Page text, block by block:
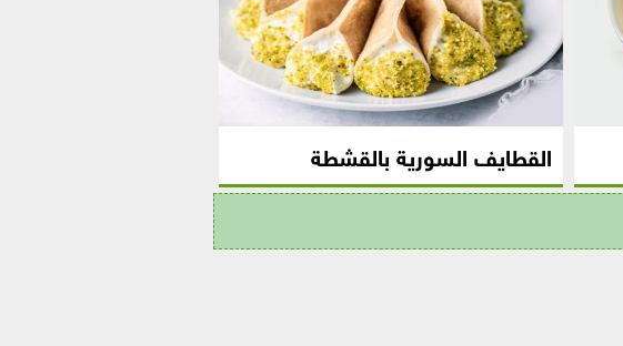
القطايف السورية بالقشطة